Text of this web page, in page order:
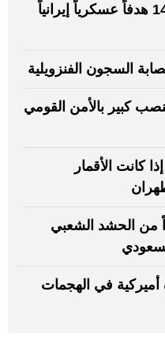
الجيش الأميركي: إصابة 140 هدفاً عسكرياً إيرانياً
السجون الفنزويلية
كبير بالأمن القومي
كانت الأقمار
مقتل 20 عنصراً من الحشد الشعبي
أميركية في الهجمات